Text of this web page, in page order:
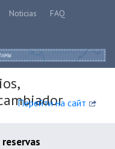
Noticias
FAQ
Перейти на сайт